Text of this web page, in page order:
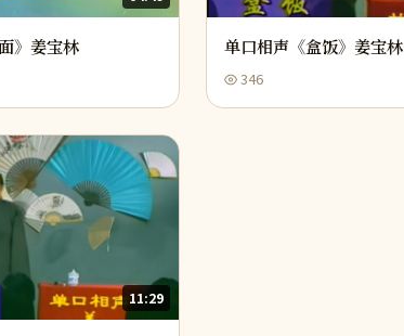
》姜宝林 单口相声《盒饭》姜宝林
346
11:29